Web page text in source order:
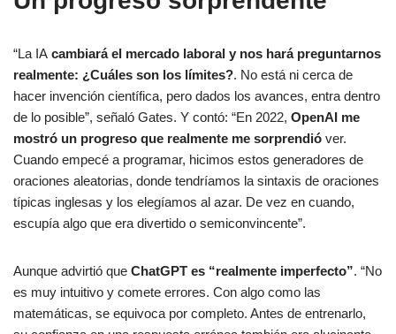
“La IA cambiará el mercado laboral y nos hará preguntarnos
realmente: ¿Cuáles son los límites?. No está ni cerca de
hacer invención científica, pero dados los avances, entra dentro
de lo posible”, señaló Gates. Y contó: “En 2022, OpenAI me
mostró un progreso que realmente me sorprendió ver.
Cuando empecé a programar, hicimos estos generadores de
oraciones aleatorias, donde tendríamos la sintaxis de oraciones
típicas inglesas y los elegíamos al azar. De vez en cuando,
escupía algo que era divertido o semiconvincente”.
Aunque advirtió que ChatGPT es “realmente imperfecto”. “No
es muy intuitivo y comete errores. Con algo como las
matemáticas, se equivoca por completo. Antes de entrenarlo,